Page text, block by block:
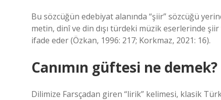
Bu sözcüğün edebiyat alanında “şiir” sözcüğü
metin, dinî ve din dışı türdeki müzik eserlerinde
ifade eder (Özkan, 1996: 217; Korkmaz, 2021: 16).
Canımın güftesi ne demek?
Dilimize Farsçadan giren “lirik” kelimesi, klasik